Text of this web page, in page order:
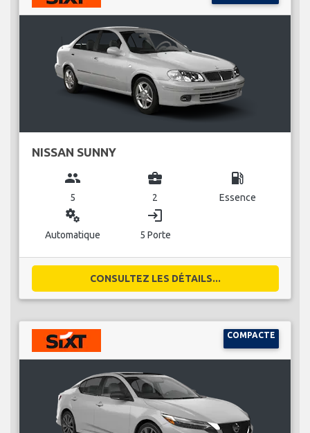
NISSAN SUNNY
group
5
business_center
2
local_gas_station
Essence
miscellaneous_services
Automatique
login
5 Porte
CONSULTEZ LES DÉTAILS...
COMPACTE